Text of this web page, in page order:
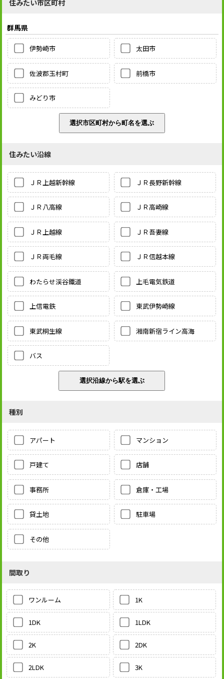
住みたい市区町村
群馬県
伊勢崎市 太田市
佐波郡玉村町 前橋市
みどり市
住みたい沿線
ＪＲ上越新幹線 ＪＲ長野新幹線
ＪＲ八高線 ＪＲ高崎線
ＪＲ上越線 ＪＲ吾妻線
ＪＲ両毛線 ＪＲ信越本線
わたらせ渓谷鐵道 上毛電気鉄道
上信電鉄 東武伊勢崎線
東武桐生線 湘南新宿ライン高海
バス
種別
アパート マンション
戸建て 店舗
事務所 倉庫・工場
貸土地 駐車場
その他
間取り
ワンルーム 1K
1DK 1LDK
2K 2DK
2LDK 3K